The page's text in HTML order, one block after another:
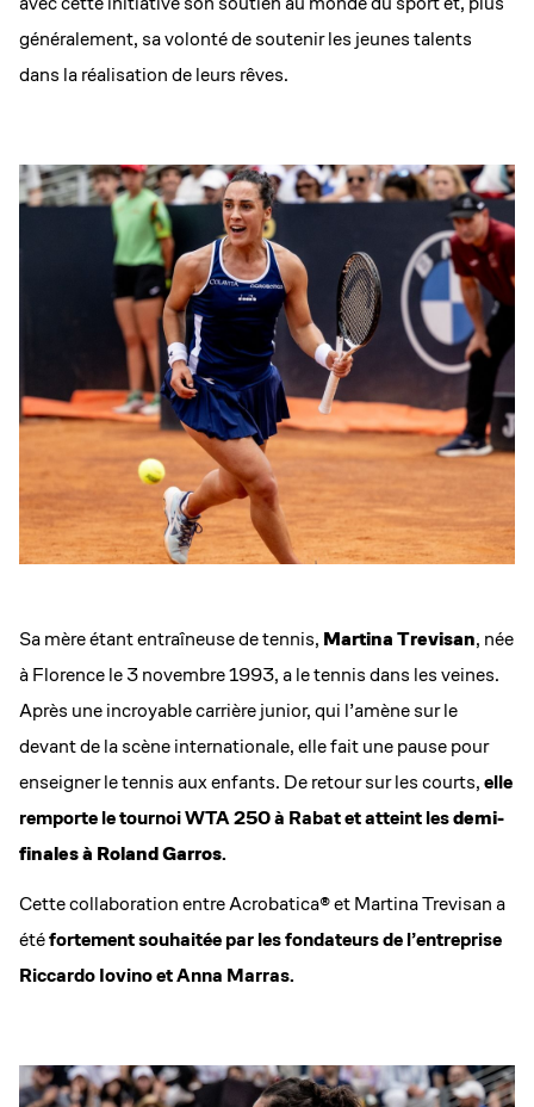
généralement, sa volonté de soutenir les jeunes talents
dans la réalisation de leurs rêves.
Sa mère étant entraîneuse de tennis, Martina Trevisan, née
à Florence le 3 novembre 1993, a le tennis dans les veines.
Après une incroyable carrière junior, qui l’amène sur le
devant de la scène internationale, elle fait une pause pour
enseigner le tennis aux enfants. De retour sur les courts,elle
remporte le tournoi WTA 250 à Rabat et atteint lesdemi-
finales à Roland Garros.
Cette collaboration entre Acrobatica® et Martina Trevisan a
étéfortement souhaitée par les fondateurs de l’entreprise
Riccardo Iovino et Anna Marras.